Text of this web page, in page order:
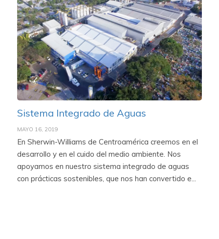
Sistema Integrado de Aguas
MAYO 16, 2019
En Sherwin-Williams de Centroamérica creemos en el
desarrollo y en el cuido del medio ambiente. Nos
apoyamos en nuestro sistema integrado de aguas
con prácticas sostenibles, que nos han convertido e...